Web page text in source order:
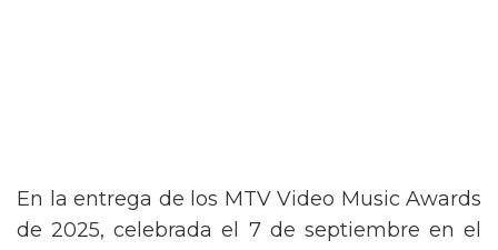
En la entrega de los MTV Video Music Awards
de 2025, celebrada el 7 de septiembre en el